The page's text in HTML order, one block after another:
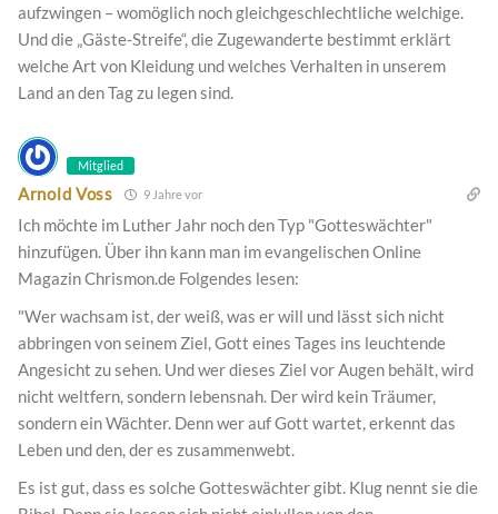
aufzwingen – womöglich noch gleichgeschlechtliche welchige.
Und die „Gäste-Streife“, die Zugewanderte bestimmt erklärt
welche Art von Kleidung und welches Verhalten in unserem
Land an den Tag zu legen sind.
Mitglied
Arnold Voss 9 Jahre vor
Ich möchte im Luther Jahr noch den Typ "Gotteswächter"
hinzufügen. Über ihn kann man im evangelischen Online
Magazin Chrismon.de Folgendes lesen:
"Wer wachsam ist, der weiß, was er will und lässt sich nicht
abbringen von seinem Ziel, Gott eines Tages ins leuchtende
Angesicht zu sehen. Und wer dieses Ziel vor Augen behält, wird
nicht weltfern, sondern lebensnah. Der wird kein Träumer,
sondern ein Wächter. Denn wer auf Gott wartet, erkennt das
Leben und den, der es zusammenwebt.
Es ist gut, dass es solche Gotteswächter gibt. Klug nennt sie die